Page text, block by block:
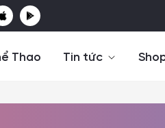
Thao Tin tức